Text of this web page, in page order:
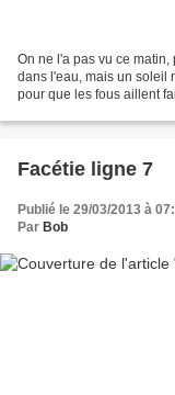
On ne l'a pas vu ce matin,
dans l'eau, mais un soleil
pour que les fous aillent
Facétie ligne 7
Publié le 29/03/2013 à
Par Bob